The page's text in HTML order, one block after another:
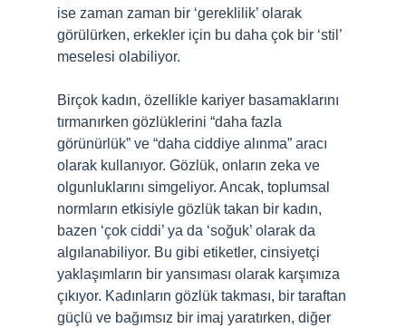
ise zaman zaman bir ‘gereklilik’ olarak
görülürken, erkekler için bu daha çok bir ‘stil’
meselesi olabiliyor.
Birçok kadın, özellikle kariyer basamaklarını
tırmanırken gözlüklerini “daha fazla
görünürlük” ve “daha ciddiye alınma” aracı
olarak kullanıyor. Gözlük, onların zeka ve
olgunluklarını simgeliyor. Ancak, toplumsal
normların etkisiyle gözlük takan bir kadın,
bazen ‘çok ciddi’ ya da ‘soğuk’ olarak da
algılanabiliyor. Bu gibi etiketler, cinsiyetçi
yaklaşımların bir yansıması olarak karşımıza
çıkıyor. Kadınların gözlük takması, bir taraftan
güçlü ve bağımsız bir imaj yaratırken, diğer